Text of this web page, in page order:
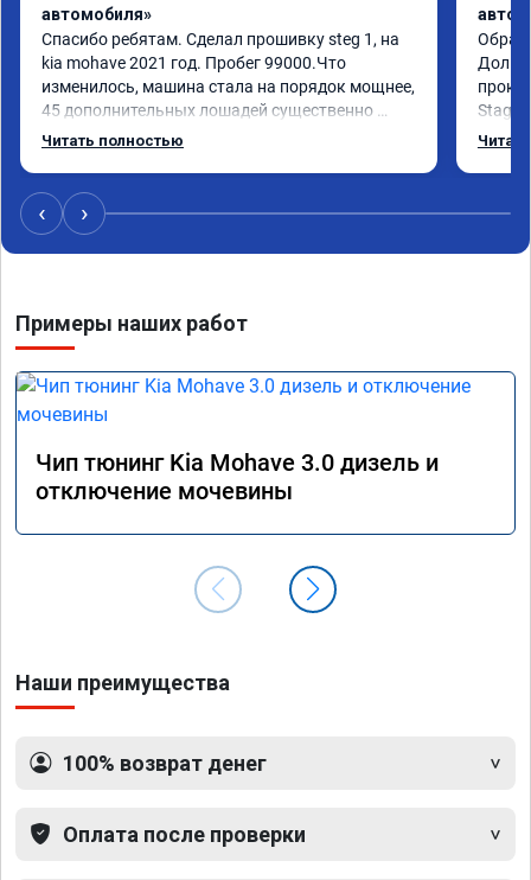
автомобиля»
Спасибо ребятам. Сделал прошивку steg 1, на
kia mohave 2021 год. Пробег 99000.Что
изменилось, машина стала на порядок мощнее,
45 дополнительных лошадей существенно
чувствуется и соответственно крутящего
12-12.5. Коробка перестала подпинывать при
наборе скорости. Педаль газа более
отзывчевее. В целом, я очень доволен.!
Читать полностью
Долго
Stage
с
‹ ›
Примеры наших работ
Чип тюнинг Kia Mohave 3.0 дизель и
отключение мочевины
Наши преимущества
100% возврат денег
Оплата после проверки